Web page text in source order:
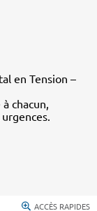
en Tension –
chacun,
ACCÈS RAPIDES